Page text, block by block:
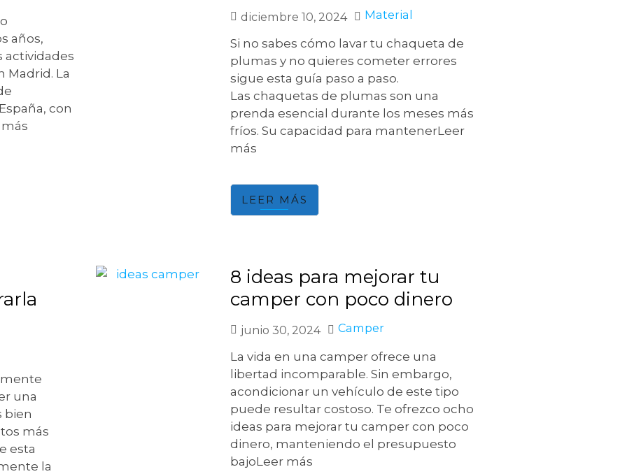
años,
actividades
Madrid. La
con
diciembre 10, 2024 Material
Si no sabes cómo lavar tu chaqueta de
plumas y no quieres cometer errores
sigue esta guía paso a paso.
Las chaquetas de plumas son una
prenda esencial durante los meses más
fríos. Su capacidad para mantenerLeer
más
LEER MÁS
una
bien
más
esta
la
8 ideas para mejorar tu
camper con poco dinero
junio 30, 2024 Camper
La vida en una camper ofrece una
libertad incomparable. Sin embargo,
acondicionar un vehículo de este tipo
puede resultar costoso. Te ofrezco ocho
ideas para mejorar tu camper con poco
dinero, manteniendo el presupuesto
bajoLeer más